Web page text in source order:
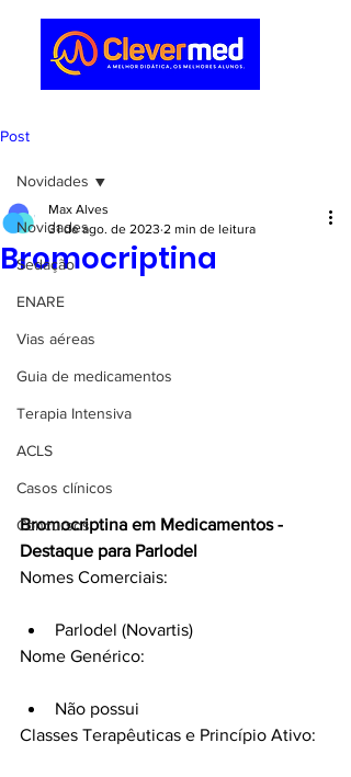
Post
Novidades
Sedação
ENARE
Vias aéreas
Guia de medicamentos
Terapia Intensiva
ACLS
Casos clínicos
Concursos
Novidades
Bromocriptina
Max Alves
31 de ago. de 2023 2 min de leitura
Bromocriptina em Medicamentos -
Destaque para Parlodel
Nomes Comerciais:
Parlodel (Novartis)
Nome Genérico:
Não possui
Classes Terapêuticas e Princípio Ativo: